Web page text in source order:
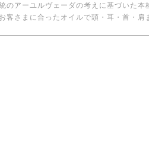
のアーユルヴェーダの考えに基づいた本
客さまに合ったオイルで頭・耳・首・肩